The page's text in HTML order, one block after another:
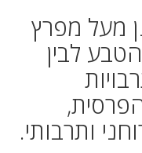
מעל מפרץ
לבין
ותרבותי.